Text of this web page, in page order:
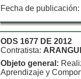
Fecha de
ODS 1677 DE 2012
Contratista:
Objeto general:
Aprendizaje y